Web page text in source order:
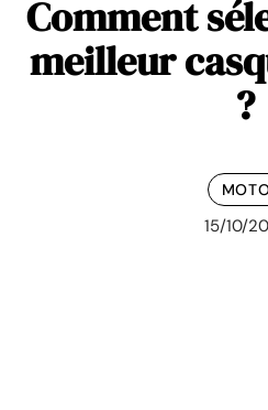
Comment
meilleur
?
15/10/